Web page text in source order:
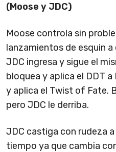
(Moose y JDC)
Moose controla sin
lanzamientos de esquin
JDC ingresa y sigue el
bloquea y aplica el DDT
y aplica el Twist of Fate.
pero JDC le derriba.
JDC castiga con rudeza
tiempo ya que cambia